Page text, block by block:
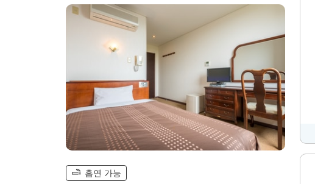
흡연 가능